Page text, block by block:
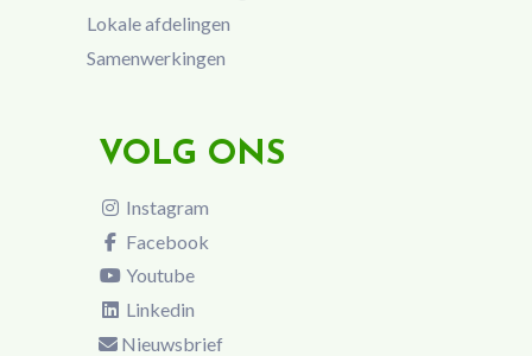
Lokale afdelingen
Samenwerkingen
VOLG ONS
Instagram
Facebook
Youtube
Linkedin
Nieuwsbrief